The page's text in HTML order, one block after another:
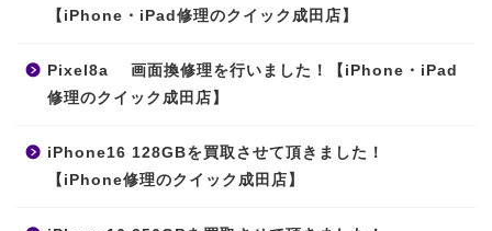
【iPhone・iPad修理のクイック成田店】
Pixel8a 画面換修理を行いました！【iPhone・iPad
修理のクイック成田店】
iPhone16 128GBを買取させて頂きました！
【iPhone修理のクイック成田店】